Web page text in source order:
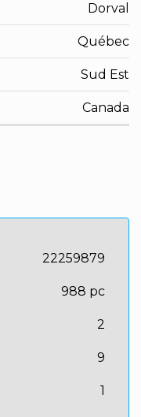
Dorval
Québec
Sud Est
Canada
22259879
988 pc
2
9
1